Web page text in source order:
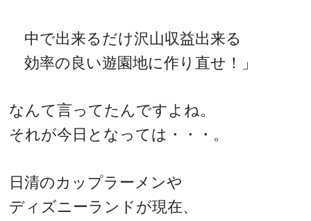
中で出来るだけ沢山収益出来る
効率の良い遊園地に作り直せ！」
なんて言ってたんですよね。
それが今日となっては・・・。
日清のカップラーメンや
ディズニーランドが現在、